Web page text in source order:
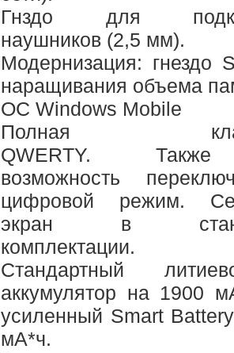
Гнздо для
наушников (2,5 мм).
Модернизация: гнездо
наращивания объема
ОС Windows Mobile
Полная
QWERTY.
возможность
цифровой режим.
экран в
комплектации.
Стандартный
аккумулятор на 1900
усиленный Smart
мА*ч.